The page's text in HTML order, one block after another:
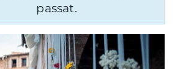
passat.